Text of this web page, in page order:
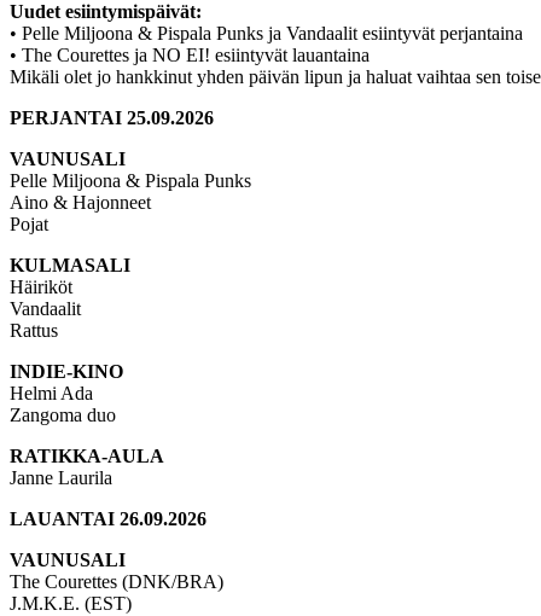
Uudet esiintymispäivät:
• Pelle Miljoona & Pispala Punks ja Vandaalit esiintyvät perjantaina
• The Courettes ja NO EI! esiintyvät lauantaina
Mikäli olet jo hankkinut yhden päivän lipun ja haluat vaihtaa sen
PERJANTAI 25.09.2026
VAUNUSALI
Pelle Miljoona & Pispala Punks
Aino & Hajonneet
Pojat
KULMASALI
Häiriköt
Vandaalit
Rattus
INDIE-KINO
Helmi Ada
Zangoma duo
RATIKKA-AULA
Janne Laurila
LAUANTAI 26.09.2026
VAUNUSALI
The Courettes (DNK/BRA)
J.M.K.E. (EST)